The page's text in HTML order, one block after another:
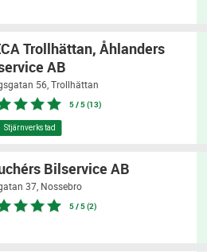
Trollhättan, Åhlanders
AB
56, Trollhättan
5 / 5 (13)
Bilservice AB
37, Nossebro
5 / 5 (2)